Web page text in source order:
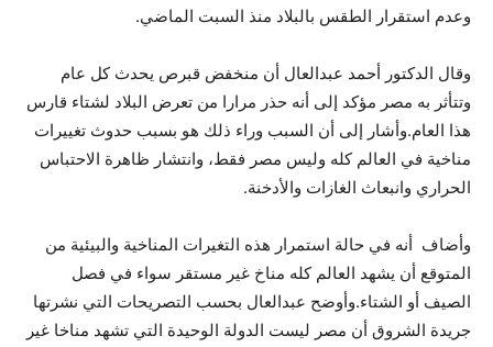
وعدم استقرار الطقس بالبلاد منذ السبت الماضي.
وقال الدكتور أحمد عبدالعال أن منخفض قبرص يحدث كل عام
وتتأثر به مصر مؤكد إلى أنه حذر مرارا من تعرض البلاد لشتاء قارس
هذا العام.وأشار إلى أن السبب وراء ذلك هو بسبب حدوث تغييرات
مناخية في العالم كله وليس مصر فقط، وانتشار ظاهرة الاحتباس
الحراري وانبعاث الغازات والأدخنة.
وأضاف أنه في حالة استمرار هذه التغيرات المناخية والبيئية من
المتوقع أن يشهد العالم كله مناخ غير مستقر سواء في فصل
الصيف أو الشتاء.وأوضح عبدالعال بحسب التصريحات التي نشرتها
جريدة الشروق أن مصر ليست الدولة الوحيدة التي تشهد مناخا غير